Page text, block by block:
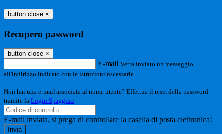
button close ×
Recupero password
button close ×
E-mail Verrà inviato un messaggio
all'indirizzo indicato con le istruzioni necessarie.
Non hai una e-mail associata al nome utente? Effettua il reset della password
tramite la Login Spaggiari
E-mail inviata, si prega di controllare la casella di posta elettronica!